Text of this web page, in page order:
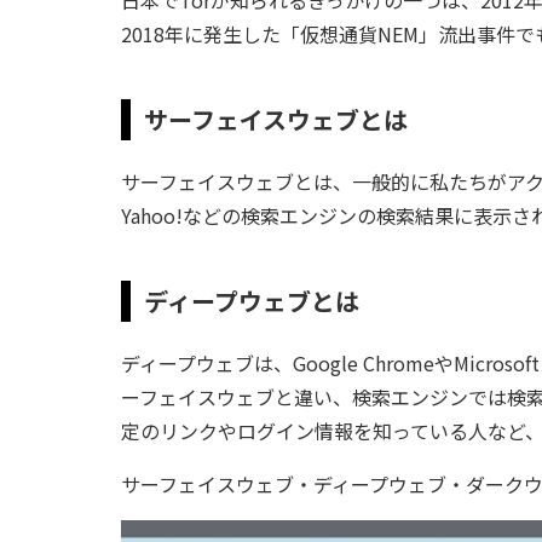
2018年に発生した「仮想通貨NEM」流出事件
サーフェイスウェブとは
サーフェイスウェブとは、一般的に私たちがア
Yahoo!などの検索エンジンの検索結果に表示
ディープウェブとは
ディープウェブは、Google Chromeや
ーフェイスウェブと違い、検索エンジンでは検
定のリンクやログイン情報を知っている人など
サーフェイスウェブ・ディープウェブ・ダーク